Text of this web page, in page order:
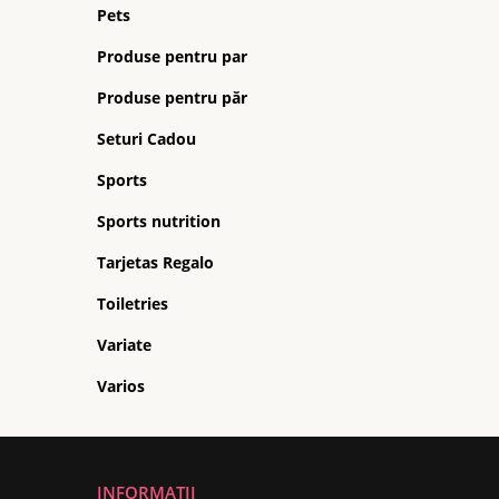
Pets
Produse pentru par
Produse pentru păr
Seturi Cadou
Sports
Sports nutrition
Tarjetas Regalo
Toiletries
Variate
Varios
INFORMATII